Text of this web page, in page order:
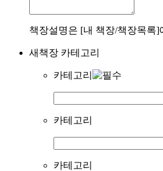
책장설명은 [내 책장/책장목록]
새책장 카테고리
카테고리
카테고리
카테고리